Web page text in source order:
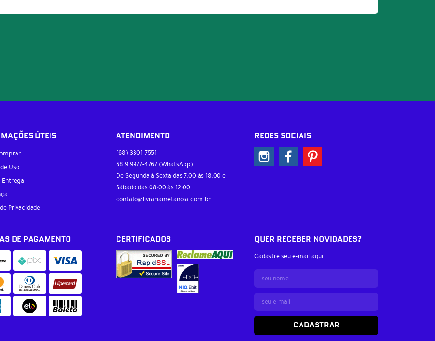
ÚTEIS
Uso
Entrega
Privacidade
ATENDIMENTO
(68) 3301-7551
68 9 9977-4767 (WhatsApp)
De Segunda à Sexta das 7:00 às 18:00 e
Sábado das 08:00 às 12:00
contato@livrariametanoia.com.br
REDES SOCIAIS
DE PAGAMENTO CERTIFICADOS QUER RECEBER NOVIDADES?
Cadastre seu e-mail aqui!
CADASTRAR